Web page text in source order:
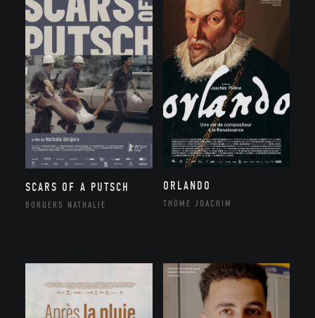
SCARS OF A PUTSCH
BORGERS NATHALIE
ORLANDO
THÔME JOACHIM